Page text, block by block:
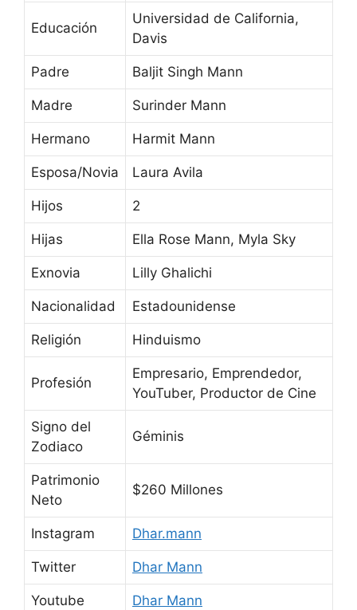
Educación
Universidad de California,
Davis
Padre Baljit Singh Mann
Madre Surinder Mann
Hermano Harmit Mann
Esposa/Novia Laura Avila
Hijos 2
Hijas Ella Rose Mann, Myla Sky
Exnovia Lilly Ghalichi
Nacionalidad Estadounidense
Religión Hinduismo
Profesión
Empresario, Emprendedor,
YouTuber, Productor de Cine
Signo del
Zodiaco
Géminis
Patrimonio
Neto
$260 Millones
Instagram Dhar.mann
Twitter Dhar Mann
Youtube Dhar Mann